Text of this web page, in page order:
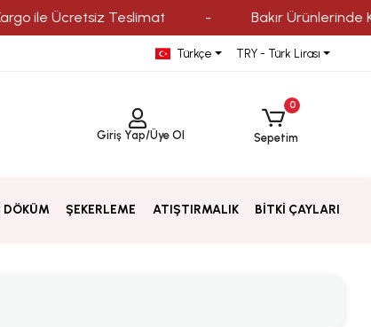
ile Ücretsiz Teslimat Bakır Ürünlerinde
Türkçe TRY - Türk Lirası
Giriş Yap/Üye Ol
0
Sepetim
DÖKÜM ŞEKERLEME ATIŞTIRMALIK BİTKİ ÇAYLARI